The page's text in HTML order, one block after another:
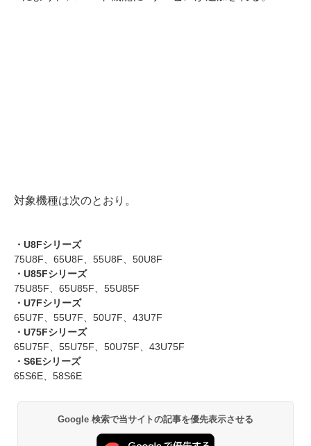
対象機種は次のとおり。
・U8Fシリーズ
75U8F、65U8F、55U8F、50U8F
・U85Fシリーズ
75U85F、65U85F、55U85F
・U7Fシリーズ
65U7F、55U7F、50U7F、43U7F
・U75Fシリーズ
65U75F、55U75F、50U75F、43U75F
・S6Eシリーズ
65S6E、58S6E
Google 検索で当サイトの記事を優先表示させる